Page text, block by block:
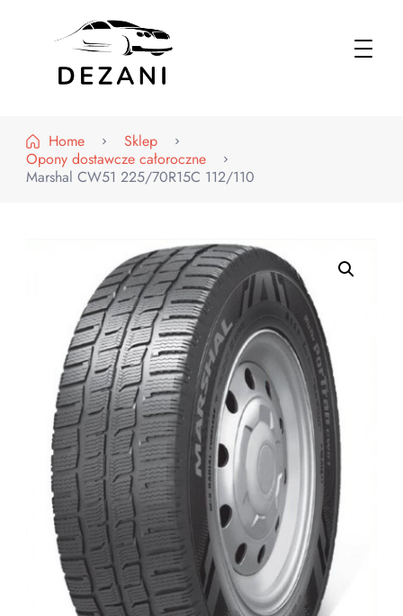
Home
Sklep
Opony dostawcze całoroczne
Marshal CW51 225/70R15C 112/110